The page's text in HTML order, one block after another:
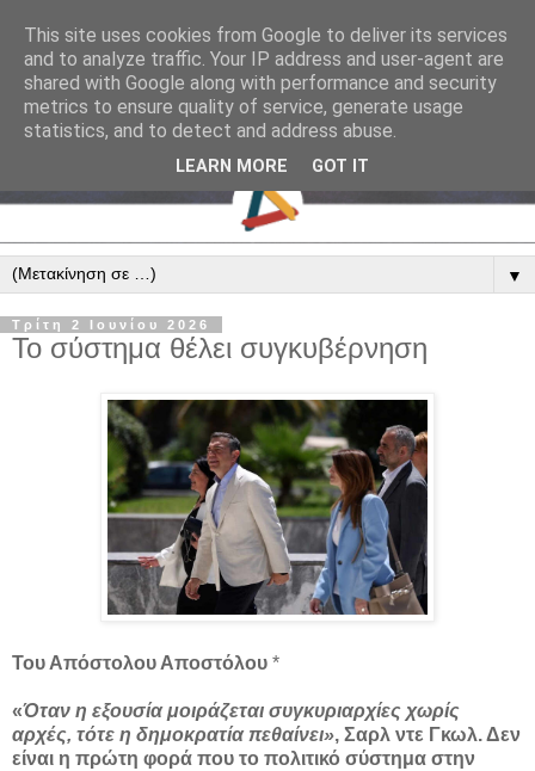
▼
Τρίτη 2 Ιουνίου 2026
Το σύστημα θέλει συγκυβέρνηση
Του Απόστολου Αποστόλου *
«Όταν η εξουσία μοιράζεται συγκυριαρχίες χωρίς
αρχές, τότε η δημοκρατία πεθαίνει», Σαρλ ντε Γκωλ. Δεν
είναι η πρώτη φορά που το πολιτικό σύστημα στην
This site uses cookies from Google to deliver its services
and to analyze traffic. Your IP address and user-agent are
shared with Google along with performance and security
metrics to ensure quality of service, generate usage
statistics, and to detect and address abuse.
LEARN MORE GOT IT